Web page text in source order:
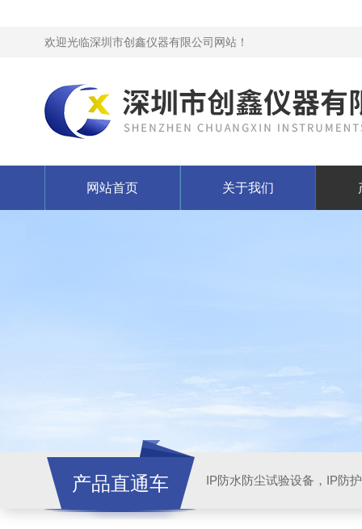
欢迎光临深圳市创鑫仪器有限公司网站！
网站首页 关于我们
产品直通车